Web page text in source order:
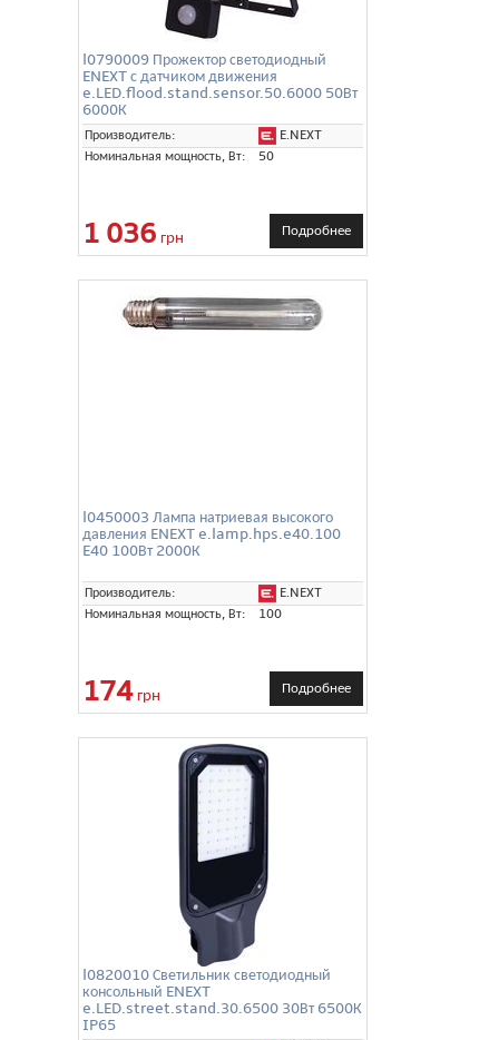
l0790009 Прожектор светодиодный
ENEXT с датчиком движения
e.LED.flood.stand.sensor.50.6000 50Вт
6000К
Производитель:
E.NEXT
Номинальная мощность, Вт:
50
1 036 грн Подробнее
l0450003 Лампа натриевая высокого
давления ENEXT e.lamp.hps.e40.100
E40 100Вт 2000К
Производитель:
E.NEXT
Номинальная мощность, Вт:
100
174грн Подробнее
l0820010 Светильник светодиодный
консольный ENEXT
e.LED.street.stand.30.6500 30Вт 6500К
IP65